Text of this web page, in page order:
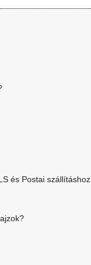
és Postai szállításhoz